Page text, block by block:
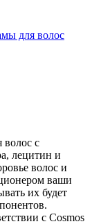
для волос
волос с
лецитин и
волос и
ваши
их будет
с Cosmos